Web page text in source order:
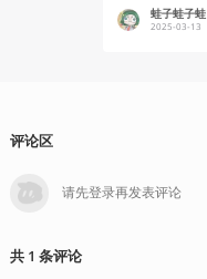
蛙子蛙子蛙
2025-03-13
评论区
共 1 条评论